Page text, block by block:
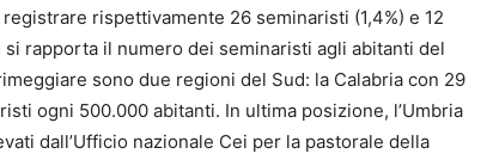
rispettivamente 26 seminaristi (1,4%) e 12
si rapporta il numero dei seminaristi agli abitanti del
sono due regioni del Sud: la Calabria con 29
ogni 500.000 abitanti. In ultima posizione, l’Umbria
dall’Ufficio nazionale Cei per la pastorale della